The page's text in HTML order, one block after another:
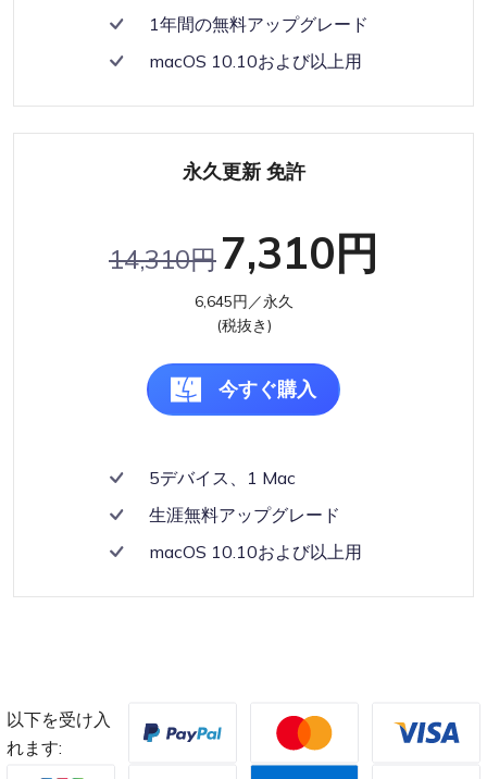
1年間の無料アップグレード
macOS 10.10および以上用
永久更新 免許
14,310円 7,310円
6,645円／永久
(税抜き)
今すぐ購入
5デバイス、1 Mac
生涯無料アップグレード
macOS 10.10および以上用
以下を受け入
れます: